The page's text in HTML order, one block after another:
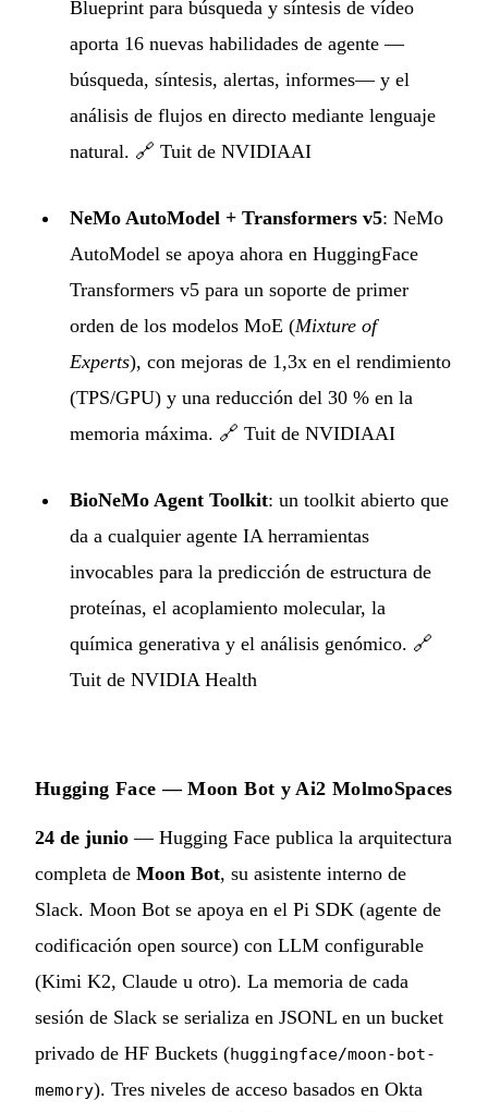
Blueprint para búsqueda y síntesis de vídeo
aporta 16 nuevas habilidades de agente —
búsqueda, síntesis, alertas, informes— y el
análisis de flujos en directo mediante lenguaje
natural. 🔗 Tuit de NVIDIAAI
NeMo AutoModel + Transformers v5: NeMo
AutoModel se apoya ahora en HuggingFace
Transformers v5 para un soporte de primer
orden de los modelos MoE (Mixture of
Experts), con mejoras de 1,3x en el rendimiento
(TPS/GPU) y una reducción del 30 % en la
memoria máxima. 🔗 Tuit de NVIDIAAI
BioNeMo Agent Toolkit: un toolkit abierto que
da a cualquier agente IA herramientas
invocables para la predicción de estructura de
proteínas, el acoplamiento molecular, la
química generativa y el análisis genómico. 🔗
Tuit de NVIDIA Health
Hugging Face — Moon Bot y Ai2 MolmoSpaces
24 de junio — Hugging Face publica la arquitectura
completa de Moon Bot, su asistente interno de
Slack. Moon Bot se apoya en el Pi SDK (agente de
codificación open source) con LLM configurable
(Kimi K2, Claude u otro). La memoria de cada
sesión de Slack se serializa en JSONL en un bucket
privado de HF Buckets (huggingface/moon-bot-
memory). Tres niveles de acceso basados en Okta